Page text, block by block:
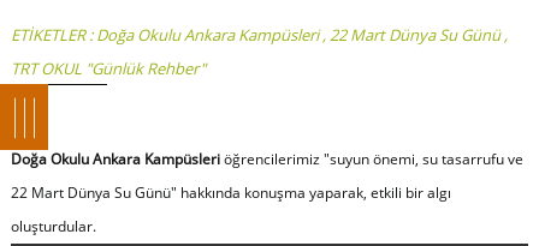
ETİKETLER :Doğa Okulu Ankara Kampüsleri,22 Mart Dünya Su Günü,
TRT OKUL "Günlük Rehber"
Doğa Okulu Ankara Kampüsleriöğrencilerimiz "suyun önemi, su tasarrufu ve
22 Mart Dünya Su Günü" hakkında konuşma yaparak, etkili bir algı
oluşturdular.